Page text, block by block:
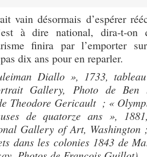
vain désormais d’espérer
à dire national, dira-t-on
finira par l’emporter
dix ans pour en reparler.
Diallo », 1733,
Gallery, Photo de
Theodore Gericault ; «
de quatorze ans »,
Gallery of Art, Washington
dans les colonies 1843 de